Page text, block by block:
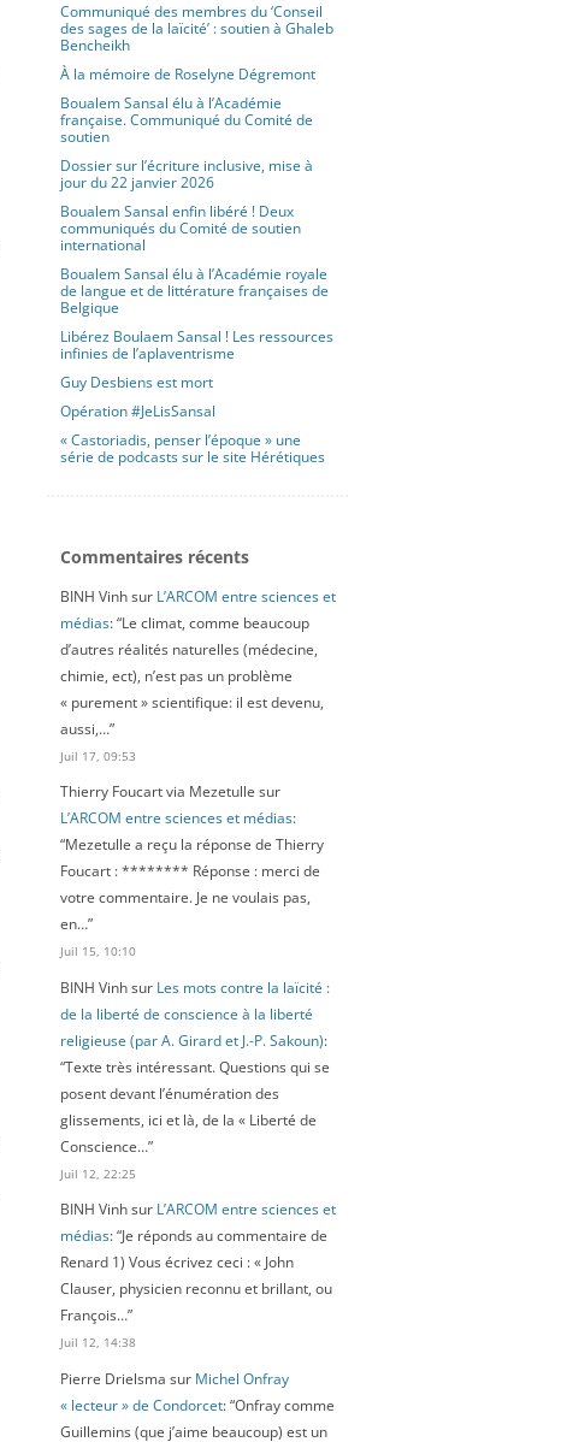
Communiqué des membres du ‘Conseil
des sages de la laïcité’ : soutien à Ghaleb
Bencheikh
À la mémoire de Roselyne Dégremont
Boualem Sansal élu à l’Académie
française. Communiqué du Comité de
soutien
Dossier sur l’écriture inclusive, mise à
jour du 22 janvier 2026
Boualem Sansal enfin libéré ! Deux
communiqués du Comité de soutien
international
Boualem Sansal élu à l’Académie royale
de langue et de littérature françaises de
Belgique
Libérez Boulaem Sansal ! Les ressources
infinies de l’aplaventrisme
Guy Desbiens est mort
Opération #JeLisSansal
« Castoriadis, penser l’époque » une
série de podcasts sur le site Hérétiques
Commentaires récents
BINH Vinhsur L’ARCOM entre sciences et
médias: “Le climat, comme beaucoup
d’autres réalités naturelles (médecine,
chimie, ect), n’est pas un problème
« purement » scientifique: il est devenu,
aussi,…”
Juil 17, 09:53
Thierry Foucart via Mezetulle sur
L’ARCOM entre sciences et médias:
“Mezetulle a reçu la réponse de Thierry
Foucart : ******** Réponse : merci de
votre commentaire. Je ne voulais pas,
en…”
Juil 15, 10:10
BINH Vinhsur Les mots contre la laïcité :
de la liberté de conscience à la liberté
religieuse (par A. Girard et J.-P. Sakoun):
“Texte très intéressant. Questions qui se
posent devant l’énumération des
glissements, ici et là, de la « Liberté de
Conscience…”
Juil 12, 22:25
BINH Vinhsur L’ARCOM entre sciences et
médias: “Je réponds au commentaire de
Renard 1) Vous écrivez ceci : « John
Clauser, physicien reconnu et brillant, ou
François…”
Juil 12, 14:38
Pierre Drielsma sur Michel Onfray
« lecteur » de Condorcet: “Onfray comme
Guillemins (que j’aime beaucoup) est un